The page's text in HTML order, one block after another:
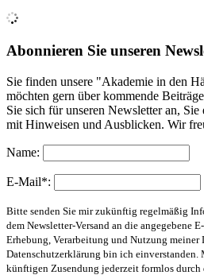
Abonnieren Sie unseren
Sie finden unsere "Akademie in den
möchten gern über kommende
Sie sich für unseren Newsletter an,
mit Hinweisen und Ausblicken. Wir
Name:
E-Mail*:
Bitte senden Sie mir zukünftig regelmäßig
dem Newsletter-Versand an die angegebene
Erhebung, Verarbeitung und Nutzung meiner
Datenschutzerklärung bin ich einverstanden.
künftigen Zusendung jederzeit formlos